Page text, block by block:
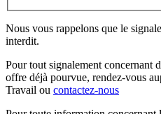
Nous vous rappelons que le
interdit.
Pour tout signalement concernant
offre déjà pourvue, rendez-vous
Travail ou contactez-nous